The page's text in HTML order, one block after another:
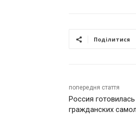
Поділитися
попередня стаття
Россия
гражданских